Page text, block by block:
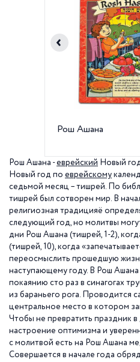
Рош Ашана
Рош Ашана -еврейский Новый
Новый год по еврейскому
седьмой месяц – тишрей. По
тишрей был сотворен мир. В
религиозная традицияё
следующий год, но молитвы
дни Рош Ашана (тишрей, 1-2),
(тишрей, 10), когда
переосмыслить прошедшую
наступающему году. В Рош Ашана
покаянию сто раз в синагогах
из бараньего рога. Проводится
центральное место в котором
Чтобы не превратить праздник
настроение оптимизма и
с молитвой есть на Рош Ашана
Совершается в начале года